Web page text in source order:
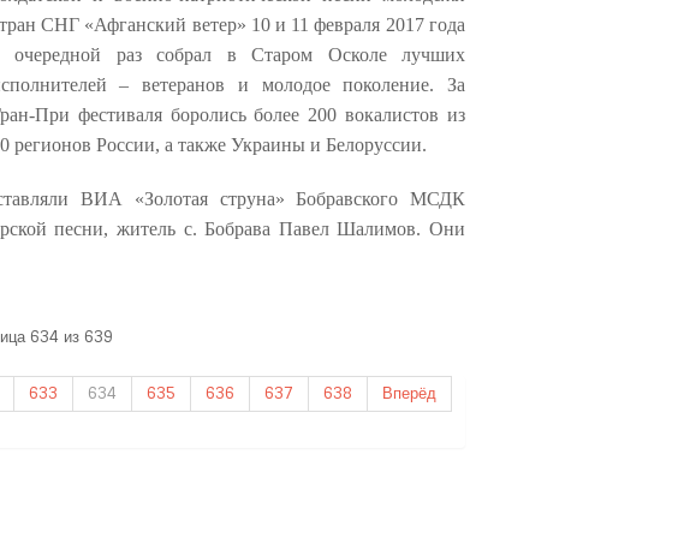
СНГ «Афганский ветер» 10 и 11 февраля 2017 года
очередной раз собрал в Старом Осколе лучших
– ветеранов и молодое поколение. За
При фестиваля боролись более 200 вокалистов из
регионов России, а также Украины и Белоруссии.
ВИА «Золотая струна» Бобравского МСДК
песни, житель с. Бобрава Павел Шалимов. Они
634 из 639
633 634 635 636 637 638
Вперёд